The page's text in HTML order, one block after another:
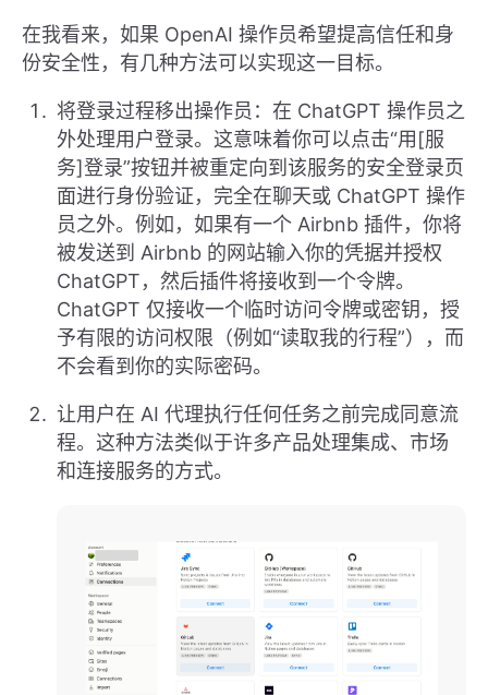
在我看来，如果 OpenAI 操作员希望提高信任和身
份安全性，有几种方法可以实现这一目标。
将登录过程移出操作员：在 ChatGPT 操作员之
外处理用户登录。这意味着你可以点击“用[服
务]登录”按钮并被重定向到该服务的安全登录页
面进行身份验证，完全在聊天或 ChatGPT 操作
员之外。例如，如果有一个 Airbnb 插件，你将
被发送到 Airbnb 的网站输入你的凭据并授权
ChatGPT，然后插件将接收到一个令牌。
ChatGPT 仅接收一个临时访问令牌或密钥，授
予有限的访问权限（例如“读取我的行程”），而
不会看到你的实际密码。
让用户在 AI 代理执行任何任务之前完成同意流
程。这种方法类似于许多产品处理集成、市场
和连接服务的方式。